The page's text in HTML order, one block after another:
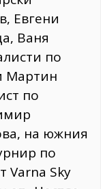
Евгени
Ваня
по
Мартин
по
на южния
по
Varna Sky